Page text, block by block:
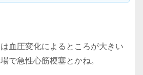
血圧変化によるところが大きい
で急性心筋梗塞とかね。